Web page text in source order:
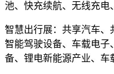
池、快充续航、无线充电
智慧出行展：共享汽车、
智能驾驶设备、车载电子
备、锂电新能源产业、车